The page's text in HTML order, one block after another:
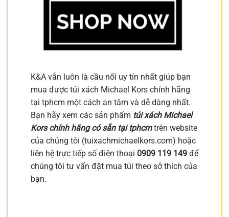
K&A vẫn luôn là cầu nối uy tín nhất giúp bạn
mua được túi xách Michael Kors chính hãng
tại tphcm một cách an tâm và dễ dàng nhất.
Bạn hãy xem các sản phẩm túi xách Michael
Kors chính hãng có sẵn tại tphcmtrên website
của chúng tôi (tuixachmichaelkors.com) hoặc
liên hệ trực tiếp số điện thoại 0909 119 149 để
chúng tôi tư vấn đặt mua túi theo sở thích của
bạn.